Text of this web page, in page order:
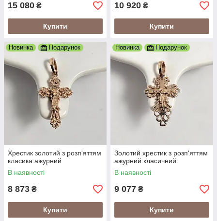
15 080 ₴
Купити
10 920 ₴
Купити
Новинка Подарунок
Хрестик золотий з розп'яттям
класика ажурний
В наявності
8 873 ₴
Купити
Новинка Подарунок
Золотий хрестик з розп'яттям
ажурний класичний
В наявності
9 077 ₴
Купити